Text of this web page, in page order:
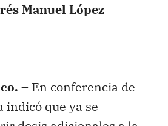
Manuel López
– En conferencia de
que ya se